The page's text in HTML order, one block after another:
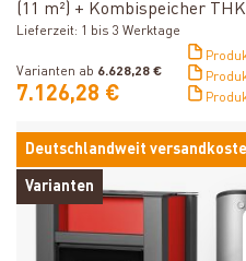
(11 m²) + Kombispeicher
Lieferzeit: 1 bis 3 Werktage
Varianten ab 6.628,28 €
7.126,28 €
Deutschlandweit
Varianten